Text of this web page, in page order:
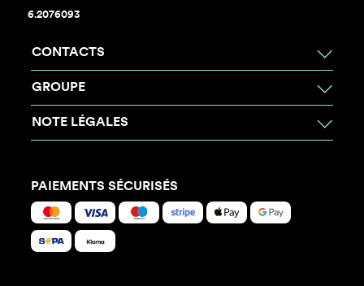
6.2076093
CONTACTS
GROUPE
NOTE LÉGALES
PAIEMENTS SÉCURISÉS